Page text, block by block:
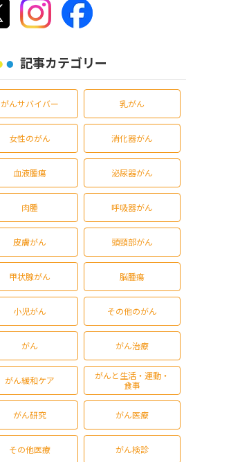
記事カテゴリー
がんサバイバー 乳がん
女性のがん 消化器がん
血液腫瘍 泌尿器がん
肉腫 呼吸器がん
皮膚がん 頭頸部がん
甲状腺がん 脳腫瘍
小児がん その他のがん
がん がん治療
がん緩和ケア
がんと生活・運動・
食事
がん研究 がん医療
その他医療 がん検診